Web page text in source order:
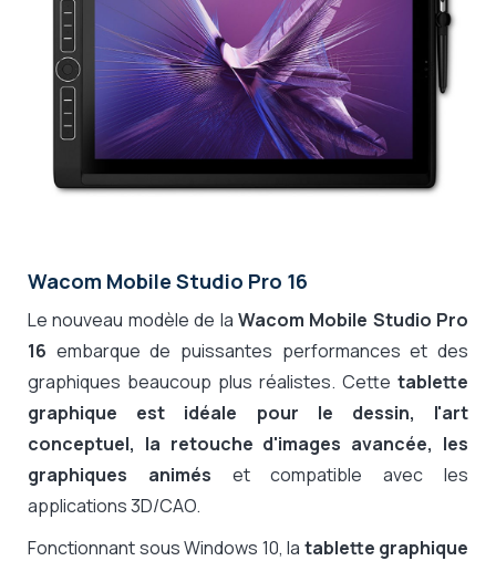
Wacom Mobile Studio Pro 16
Le nouveau modèle de la Wacom Mobile Studio Pro
16 embarque de puissantes performances et des
graphiques beaucoup plus réalistes. Cette tablette
graphique est idéale pour le dessin, l'art
conceptuel, la retouche d'images avancée, les
graphiques animés et compatible avec les
applications 3D/CAO.
Fonctionnant sous Windows 10, la tablette graphique